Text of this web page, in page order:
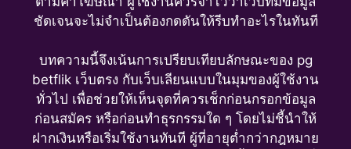
ชัดเจนจะไม่จำเป็นต้องกดดันให้รีบทำอะไรในทันที
บทความนี้จึงเน้นการเปรียบเทียบลักษณะของ pg
betflik เว็บตรง กับเว็บเลียนแบบในมุมของผู้ใช้งาน
ทั่วไป เพื่อช่วยให้เห็นจุดที่ควรเช็กก่อนกรอกข้อมูล
ก่อนสมัคร หรือก่อนทำธุรกรรมใด ๆ โดยไม่ชี้นำให้
ฝากเงินหรือเริ่มใช้งานทันที ผู้ที่อายุต่ำกว่ากฎหมาย